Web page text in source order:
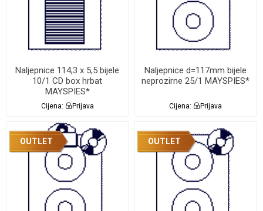
Naljepnice 114,3 x 5,5 bijele
10/1 CD box hrbat
MAYSPIES*
Cijena: Prijava
Naljepnice d=117mm bijele
neprozirne 25/1 MAYSPIES*
Cijena: Prijava
OUTLET OUTLET